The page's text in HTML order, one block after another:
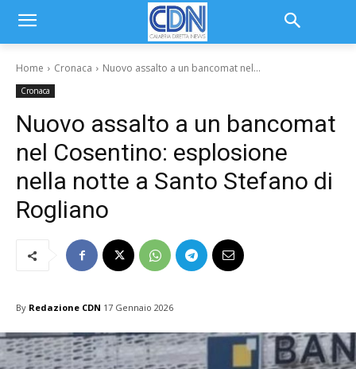
Home Cronaca Nuovo assalto a un bancomat nel...
Cronaca
Nuovo assalto a un bancomat
nel Cosentino: esplosione
nella notte a Santo Stefano di
Rogliano
By Redazione CDN 17 Gennaio 2026